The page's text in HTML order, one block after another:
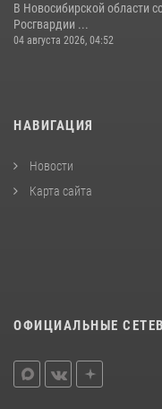
В Новосибирской области
Росгвардии ...
04 августа 2026, 04:52
НАВИГАЦИЯ
Новости
Карта сайта
ОФИЦИАЛЬНЫЕ